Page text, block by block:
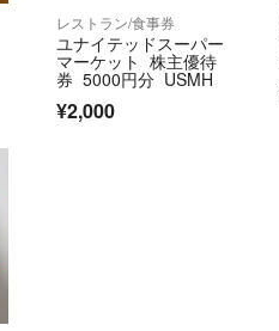
レストラン/食事券
ユナイテッドスーパー
マーケット 株主優待
券 5000円分 USMH
¥2,000